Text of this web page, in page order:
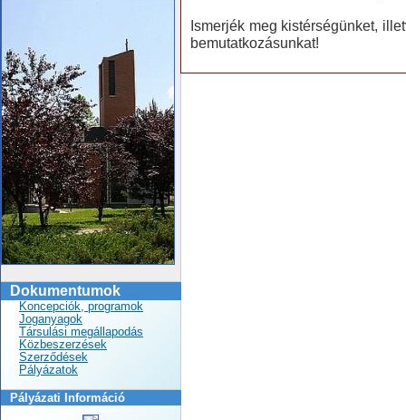
Dokumentumok
Koncepciók, programok
Joganyagok
Társulási megállapodás
Közbeszerzések
Szerződések
Pályázatok
Pályázati Információ
Ismerjék meg kistérségünket,
bemutatkozásunkat!